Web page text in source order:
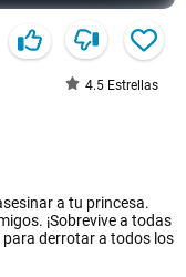
4.5 Estrellas
a tu princesa.
¡Sobrevive a todas
para derrotar a todos los